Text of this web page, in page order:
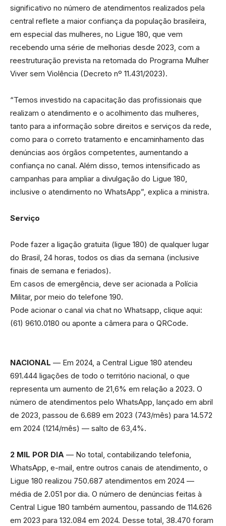
significativo no número de atendimentos realizados pela
central reflete a maior confiança da população brasileira,
em especial das mulheres, no Ligue 180, que vem
recebendo uma série de melhorias desde 2023, com a
reestruturação prevista na retomada do Programa Mulher
Viver sem Violência (Decreto nº 11.431/2023).
“Temos investido na capacitação das profissionais que
realizam o atendimento e o acolhimento das mulheres,
tanto para a informação sobre direitos e serviços da rede,
como para o correto tratamento e encaminhamento das
denúncias aos órgãos competentes, aumentando a
confiança no canal. Além disso, temos intensificado as
campanhas para ampliar a divulgação do Ligue 180,
inclusive o atendimento no WhatsApp”, explica a ministra.
Serviço
Pode fazer a ligação gratuita (ligue 180) de qualquer lugar
do Brasil, 24 horas, todos os dias da semana (inclusive
finais de semana e feriados).
Em casos de emergência, deve ser acionada a Polícia
Militar, por meio do telefone 190.
Pode acionar o canal via chat no Whatsapp, clique aqui:
(61) 9610.0180 ou aponte a câmera para o QRCode.
NACIONAL — Em 2024, a Central Ligue 180 atendeu
691.444 ligações de todo o território nacional, o que
representa um aumento de 21,6% em relação a 2023. O
número de atendimentos pelo WhatsApp, lançado em abril
de 2023, passou de 6.689 em 2023 (743/mês) para 14.572
em 2024 (1214/mês) — salto de 63,4%.
2 MIL POR DIA — No total, contabilizando telefonia,
WhatsApp, e-mail, entre outros canais de atendimento, o
Ligue 180 realizou 750.687 atendimentos em 2024 —
média de 2.051 por dia. O número de denúncias feitas à
Central Ligue 180 também aumentou, passando de 114.626
em 2023 para 132.084 em 2024. Desse total, 38.470 foram